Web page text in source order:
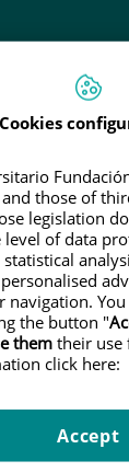
UN
de
incorporación
Cookies
those of
legislation
level of data
navigation.
the button "
them their use
click here:
Accept